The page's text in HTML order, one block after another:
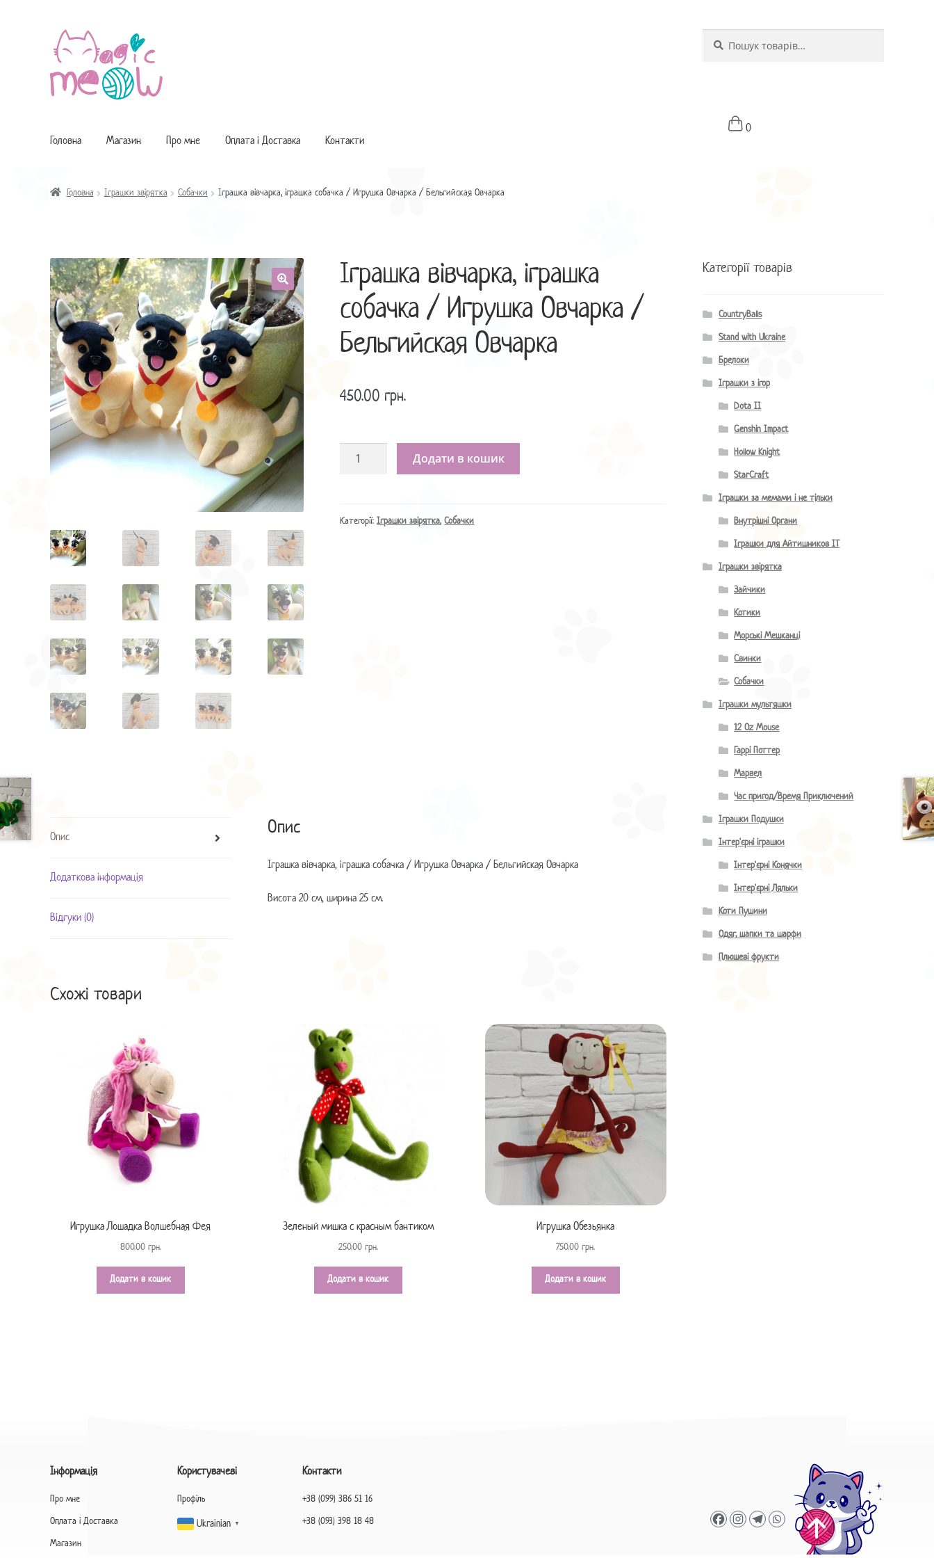
Перейти
до
навігації
Перейти
до
контенту
Головна Магазин Про мне Оплата і Доставка Контакти
0
Головна Іграшки звірятка Собачки Іграшка вівчарка, іграшка собачка / Игрушка Овчарка / Бельгийская Овчарка
Іграшка вівчарка, іграшка
собачка / Игрушка Овчарка /
Бельгийская Овчарка
450.00 грн.
/
Додати в кошик
Категорії:Іграшки звірятка,Собачки
Опис
Додаткова інформація
Відгуки (0)
Опис
Іграшка вівчарка, іграшка собачка / Игрушка Овчарка / Бельгийская Овчарка
Висота 20 см, ширина 25 см.
Схожі товари
Игрушка Лошадка Волшебная Фея
800.00 грн.
Додати в кошик
Зеленый мишка с красным бантиком
250.00 грн.
Додати в кошик
Игрушка Обезьянка
750.00грн.
Додати в кошик
Категорії товарів
CountryBalls
Stand with Ukraine
Брелоки
Іграшки з ігор
Dota II
Genshin Impact
Hollow Knight
StarCraft
Іграшки за мемами і не тільки
Внутрішні Органи
Іграшки для Айтишников IT
Іграшки звірятка
Зайчики
Котики
Морські Мешканці
Свинки
Собачки
Іграшки мультяшки
12 Oz Mouse
Гаррі Поттер
Марвел
Час пригод/Время Приключений
Іграшки Подушки
Інтер'єрні іграшки
Інтер'єрні Конячки
Інтер'єрні Ляльки
Коти Пушини
Одяг, шапки та шарфи
Плюшеві фрукти
Інформація
Про мне
Оплата і Доставка
Магазин
Користувачеві
Профіль
Ukrainian ▼
Контакти
+38 (099) 386 51 16
+38 (093) 398 18 48